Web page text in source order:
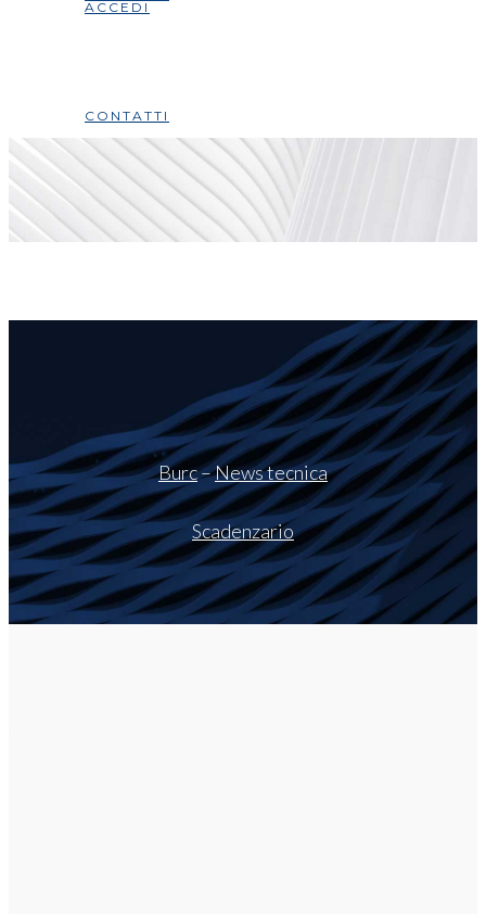
ACCEDI
CONTATTI
Burc–News tecnica
Scadenzario